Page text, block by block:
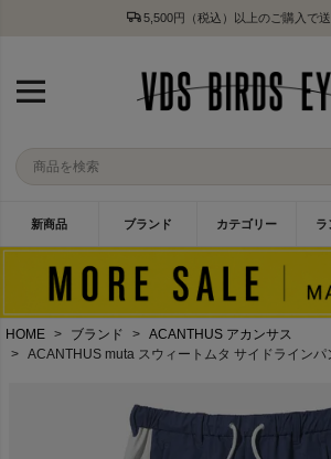
5,500円（税込）以上のご購入で
新商品 ブランド カテゴリー ラ
HOME ブランド
ACANTHUS アカンサス
ACANTHUS muta スウィートムタ サイドラインパ